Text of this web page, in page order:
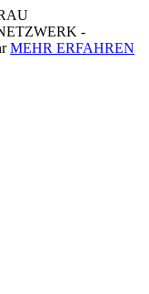
-
MEHR ERFAHREN